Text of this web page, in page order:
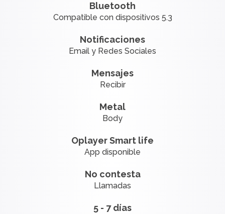
Bluetooth
Compatible con dispositivos 5.3
Notificaciones
Email y Redes Sociales
Mensajes
Recibir
Metal
Body
Oplayer Smart life
App disponible
No contesta
Llamadas
5 - 7 días